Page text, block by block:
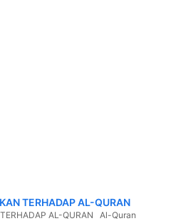
TERHADAP AL-QURAN
AL-QURAN Al-Quran